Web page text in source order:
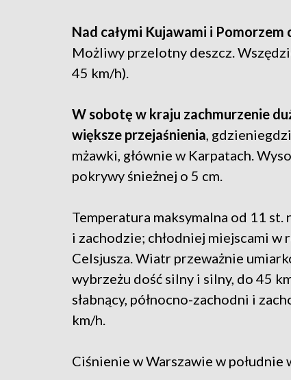
Nad całymi Kujawami i
Możliwy przelotny deszcz.
45 km/h).
W sobotę w kraju zachmurzenie
większe przejaśnienia,
mżawki, głównie w Karpatach.
pokrywy śnieżnej o 5 cm.
Temperatura maksymalna od 11 st.
i zachodzie; chłodniej miejscami w
Celsjusza. Wiatr przeważnie
wybrzeżu dość silny i silny, do 45
słabnący, północno-zachodni i
km/h.
Ciśnienie w Warszawie w południe